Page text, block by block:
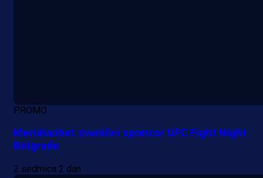
PROMO
Meridianbet zvanični sponzor UFC Fight Night
Belgrade
2 sedmica 2 dan